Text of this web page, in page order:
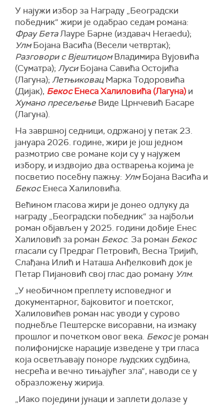
У најужи избор за Награду „Београдски
победник“ жири је одабрао седам романа:
Фрау БетаЛауре Барне (издавач Heraedu);
УлмБојана Васића (Весели четвртак);
Разговори с ВјештицомВладимира Вујовића
(Суматра); ЛусиБојана Савића Остојића
(Лагуна); ЛетњиковацМарка Тодоровића
(Дијак), БекосЕнеса Халиловића (Лагуна)и
Хумано пресељењеВиде Црнчевић Басаре
(Лагуна).
На завршној седници, одржаној у петак 23.
јануара 2026. године, жири је још једном
размотрио све романе који су у најужем
избору, и издвојио два остварења којима је
посветио посебну пажњу: УлмБојана Васића и
БекосЕнеса Халиловића.
Већином гласова жири је донео одлуку да
награду „Београдски победник“ за најбољи
роман објављен у 2025. години добије Енес
Халиловић за роман Бекос. За роман Бекос
гласали су Предраг Петровић, Весна Тријић,
Слађана Илић и Наташа Анђелковић док је
Петар Пијановић свој глас дао роману Улм.
„У необичном преплету исповедног и
документарног, бајковитог и поетског,
Халиловићев роман нас уводи у сурово
поднебље Пештерске висоравни, на измаку
прошлог и почетком овог века. Бекосје роман
полифонијске нарације изведене у три гласа
која осветљавају поноре људских судбина,
несрећа и вечно тињајућег зла“, наводи се у
образложењу жирија.
„Иако поједини јунаци и заплети долазе у